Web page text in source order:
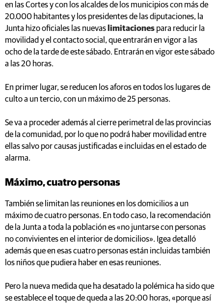
en las Cortes y con los alcaldes de los municipios con más de
20.000 habitantes y los presidentes de las diputaciones, la
Junta hizo oficiales las nuevas limitaciones para reducir la
movilidad y el contacto social, que entrarán en vigor a las
ocho de la tarde de este sábado. Entrarán en vigor este sábado
a las 20 horas.
En primer lugar, se reducen los aforos en todos los lugares de
culto a un tercio, con un máximo de 25 personas.
Se va a proceder además al cierre perimetral de las provincias
de la comunidad, por lo que no podrá haber movilidad entre
ellas salvo por causas justificadas e incluidas en el estado de
alarma.
Máximo, cuatro personas
También se limitan las reuniones en los domicilios a un
máximo de cuatro personas. En todo caso, la recomendación
de la Junta a toda la población es «no juntarse con personas
no convivientes en el interior de domicilios». Igea detalló
además que en esas cuatro personas están incluidas también
los niños que pudiera haber en esas reuniones.
Pero la nueva medida que ha desatado la polémica ha sido que
se establece el toque de queda a las 20:00 horas, «porque así